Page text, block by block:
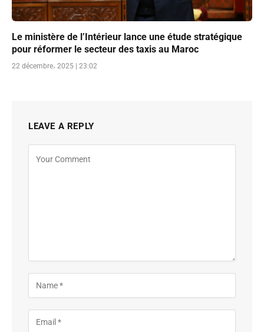
Le ministère de l’Intérieur lance une étude stratégique
pour réformer le secteur des taxis au Maroc
22 décembre، 2025 | 23:02
LEAVE A REPLY